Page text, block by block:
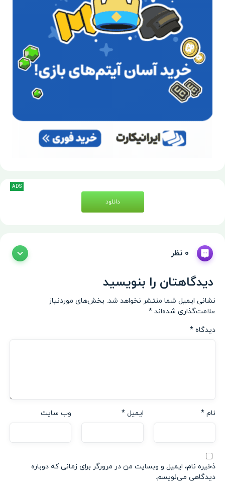
دانلود
ADS
0 نظر
دیدگاهتان را بنویسید
نشانی ایمیل شما منتشر نخواهد شد. بخش‌های موردنیاز
علامت‌گذاری شده‌اند *
دیدگاه *
نام * ایمیل* وب‌ سایت
ذخیره نام، ایمیل و وبسایت من در مرورگر برای زمانی که دوباره
دیدگاهی می‌نویسم.